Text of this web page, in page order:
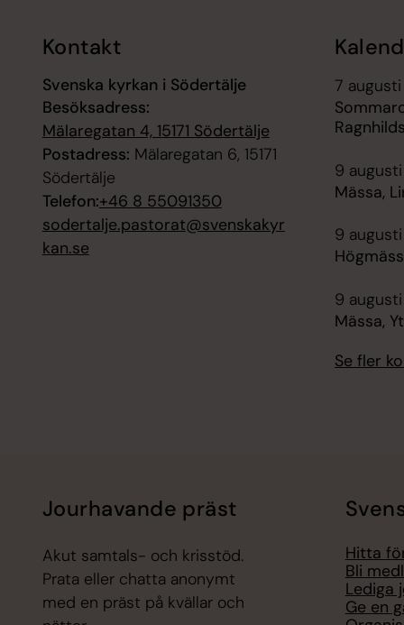
Kontakt
Svenska kyrkan i Södertälje
Besöksadress:
Mälaregatan 4, 15171 Södertälje
Postadress: Mälaregatan 6, 15171
Södertälje
Telefon:+46 8 55091350
sodertalje.pastorat@svenskakyr
kan.se
7 augusti
9 augusti
Mässa,
9 augusti
9 augusti
Mässa,
Se fler
Jourhavande präst
Akut samtals- och krisstöd.
Prata eller chatta anonymt
med en präst på kvällar och
Hitta
Bli
Lediga
Ge en